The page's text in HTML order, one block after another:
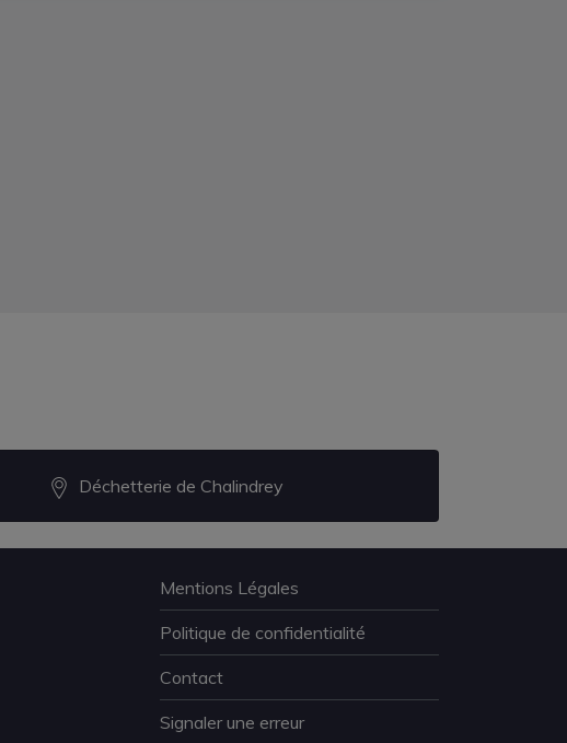
Déchetterie de Chalindrey
Mentions Légales
Politique de confidentialité
Contact
Signaler une erreur